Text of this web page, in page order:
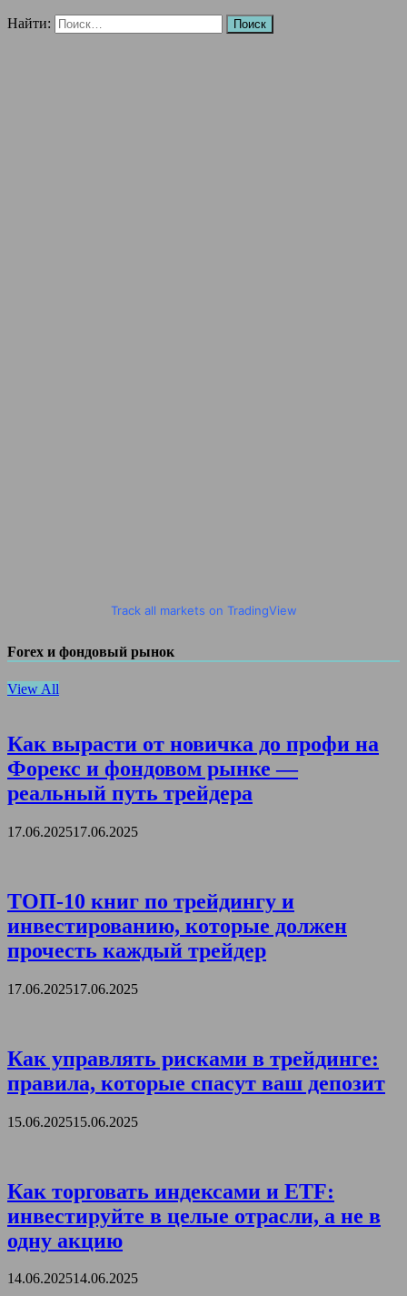
Найти:
Track all markets on TradingView
Forex и фондовый рынок
View All
Как вырасти от новичка до профи на
Форекс и фондовом рынке —
реальный путь трейдера
17.06.202517.06.2025
ТОП-10 книг по трейдингу и
инвестированию, которые должен
прочесть каждый трейдер
17.06.202517.06.2025
Как управлять рисками в трейдинге:
правила, которые спасут ваш депозит
15.06.202515.06.2025
Как торговать индексами и ETF:
инвестируйте в целые отрасли, а не в
одну акцию
14.06.202514.06.2025